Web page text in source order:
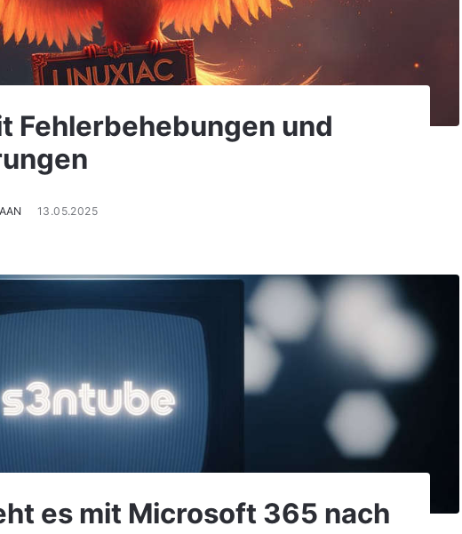
Fehlerbehebungen und
13.05.2025
es mit Microsoft 365 nach